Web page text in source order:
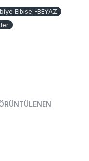
Elbise -BEYAZ